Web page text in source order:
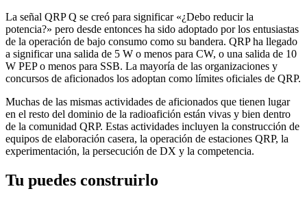
La señal QRP Q se creó para significar «¿Debo reducir la
potencia?» pero desde entonces ha sido adoptado por los entusiastas
de la operación de bajo consumo como su bandera. QRP ha llegado
a significar una salida de 5 W o menos para CW, o una salida de 10
W PEP o menos para SSB. La mayoría de las organizaciones y
concursos de aficionados los adoptan como límites oficiales de QRP.
Muchas de las mismas actividades de aficionados que tienen lugar
en el resto del dominio de la radioafición están vivas y bien dentro
de la comunidad QRP. Estas actividades incluyen la construcción de
equipos de elaboración casera, la operación de estaciones QRP, la
experimentación, la persecución de DX y la competencia.
Tu puedes construirlo